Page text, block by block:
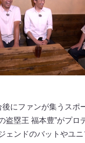
にファンが集うスポ
盗塁王 福本豊”がプロ
ェンドのバットやユ